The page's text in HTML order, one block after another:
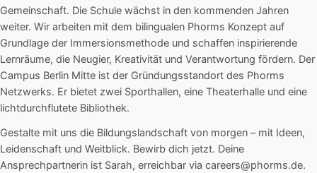
Gemeinschaft. Die Schule wächst in den kommenden Jahren
weiter. Wir arbeiten mit dem bilingualen Phorms Konzept auf
Grundlage der Immersionsmethode und schaffen inspirierende
Lernräume, die Neugier, Kreativität und Verantwortung fördern. Der
Campus Berlin Mitte ist der Gründungsstandort des Phorms
Netzwerks. Er bietet zwei Sporthallen, eine Theaterhalle und eine
lichtdurchflutete Bibliothek.
Gestalte mit uns die Bildungslandschaft von morgen – mit Ideen,
Leidenschaft und Weitblick. Bewirb dich jetzt. Deine
Ansprechpartnerin ist Sarah, erreichbar via careers@phorms.de.